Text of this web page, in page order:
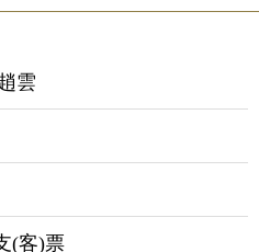
雲
(客)票